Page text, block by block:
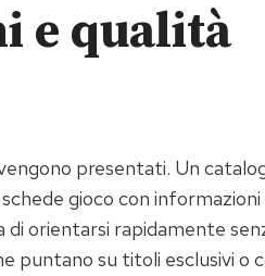
e qualità
presentati. Un
gioco con informazioni
orientarsi rapidamente
puntano su titoli esclusivi o